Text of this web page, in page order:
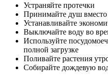
Устраняйте протечки
Принимайте душ
Устанавливайте
Выключайте воду во
Используйте
полной загрузке
Поливайте растения
Собирайте дождевую